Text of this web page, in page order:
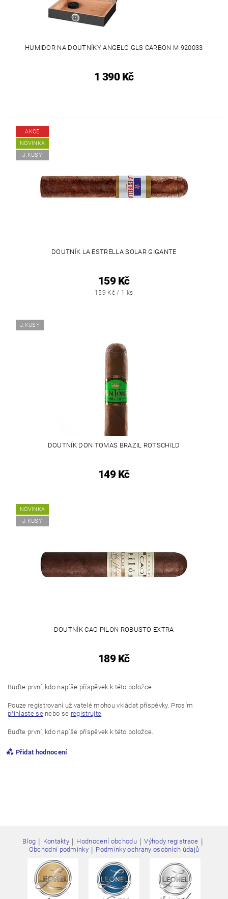
HUMIDOR NA DOUTNÍKY ANGELO GLS CARBON M 920033
1 390 Kč
AKCE
NOVINKA
J.KUSY
DOUTNÍK LA ESTRELLA SOLAR GIGANTE
159 Kč
159 Kč / 1 ks
J.KUSY
DOUTNÍK DON TOMAS BRAZIL ROTSCHILD
149 Kč
NOVINKA
J.KUSY
DOUTNÍK CAO PILON ROBUSTO EXTRA
189 Kč
Buďte první, kdo napíše příspěvek k této položce.
Pouze registrovaní uživatelé mohou vkládat příspěvky. Prosím
přihlaste senebo se registrujte
Buďte první, kdo napíše příspěvek k této položce.
Přidat hodnocení
Blog | Kontakty | Hodnocení obchodu | Výhody registrace |
Obchodní podmínky | Podmínky ochrany osobních údajů